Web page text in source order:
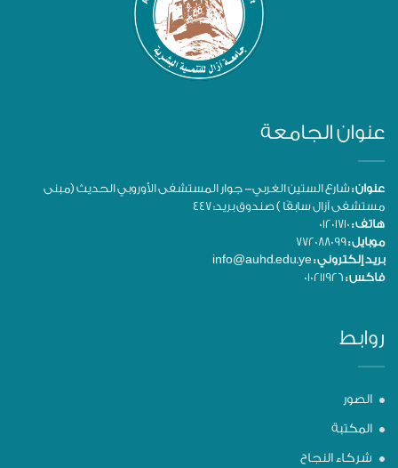
عنوان الجامعة
عنوان :شارع الستين الغربي- جوار المستشفى الأوروبي الحديث (مبنى
مستشفى آزال سابقًا ) صندوق بريد: 447
هاتف :
موبايل :
بريد إلكتروني :
فاكس :
روابط
الصور
المكتبة
شركاء النجاح